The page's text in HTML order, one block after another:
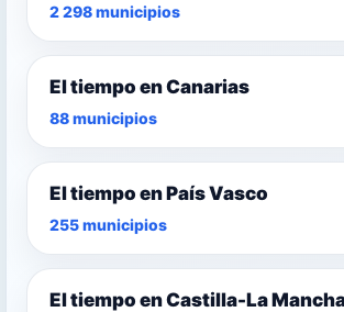
2 298 municipios
El tiempo en Canarias
88 municipios
El tiempo en País Vasco
255 municipios
El tiempo en Castilla-La